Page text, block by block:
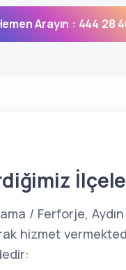
Arayın : 444 28
/ Ferforje,
hizmet